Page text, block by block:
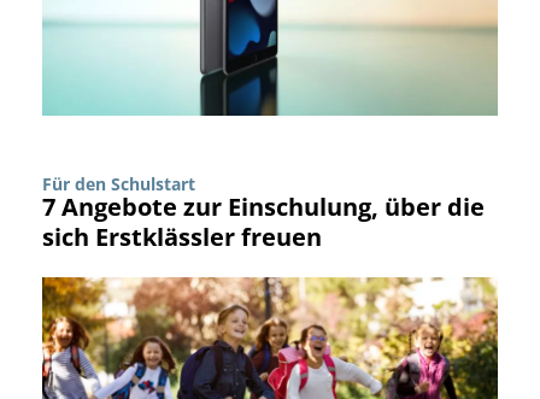
Für den Schulstart
7 Angebote zur Einschulung, über die
sich Erstklässler freuen